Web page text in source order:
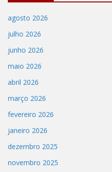
agosto 2026
julho 2026
junho 2026
maio 2026
abril 2026
março 2026
fevereiro 2026
janeiro 2026
dezembro 2025
novembro 2025